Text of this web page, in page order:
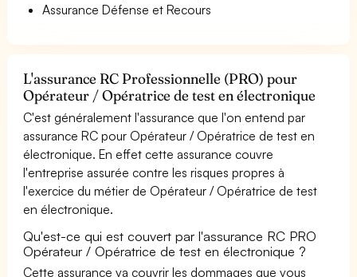
Assurance Défense et Recours
L'assurance RC Professionnelle (PRO) pour
Opérateur / Opératrice de test en électronique
C'est généralement l'assurance que l'on entend par
assurance RC pour Opérateur / Opératrice de test en
électronique. En effet cette assurance couvre
l'entreprise assurée contre les risques propres à
l'exercice du métier de Opérateur / Opératrice de test
en électronique.
Qu'est-ce qui est couvert par l'assurance RC PRO
Opérateur / Opératrice de test en électronique ?
Cette assurance va couvrir les dommages que vous